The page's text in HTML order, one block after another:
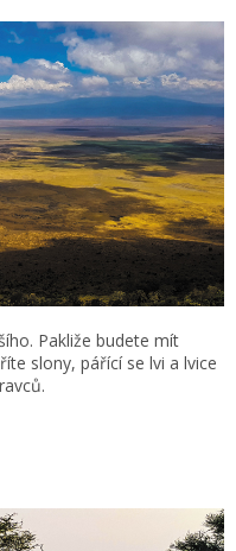
Pakliže budete mít
slony, pářící se lvi a lvice